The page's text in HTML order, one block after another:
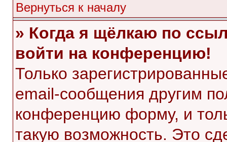
Вернуться к началу
» Когда я щёлкаю по
войти на конференцию!
Только
email-сообщения другим
конференцию форму, и
такую возможность. Это